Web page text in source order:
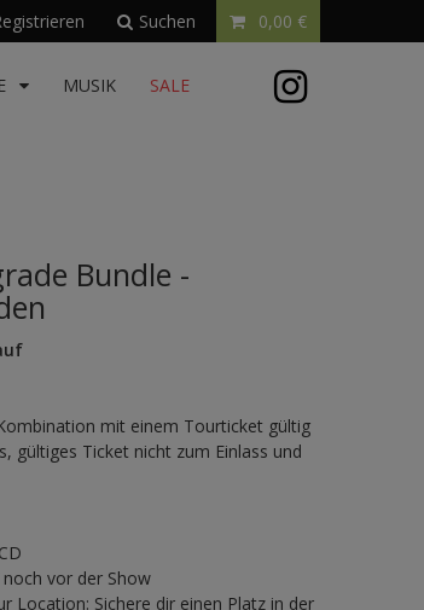
Suchen 0,00 €
MUSIK SALE
Bundle -
mit einem Tourticket gültig
gültiges Ticket nicht zum Einlass und
noch vor der Show
Location: Sichere dir einen Platz in der